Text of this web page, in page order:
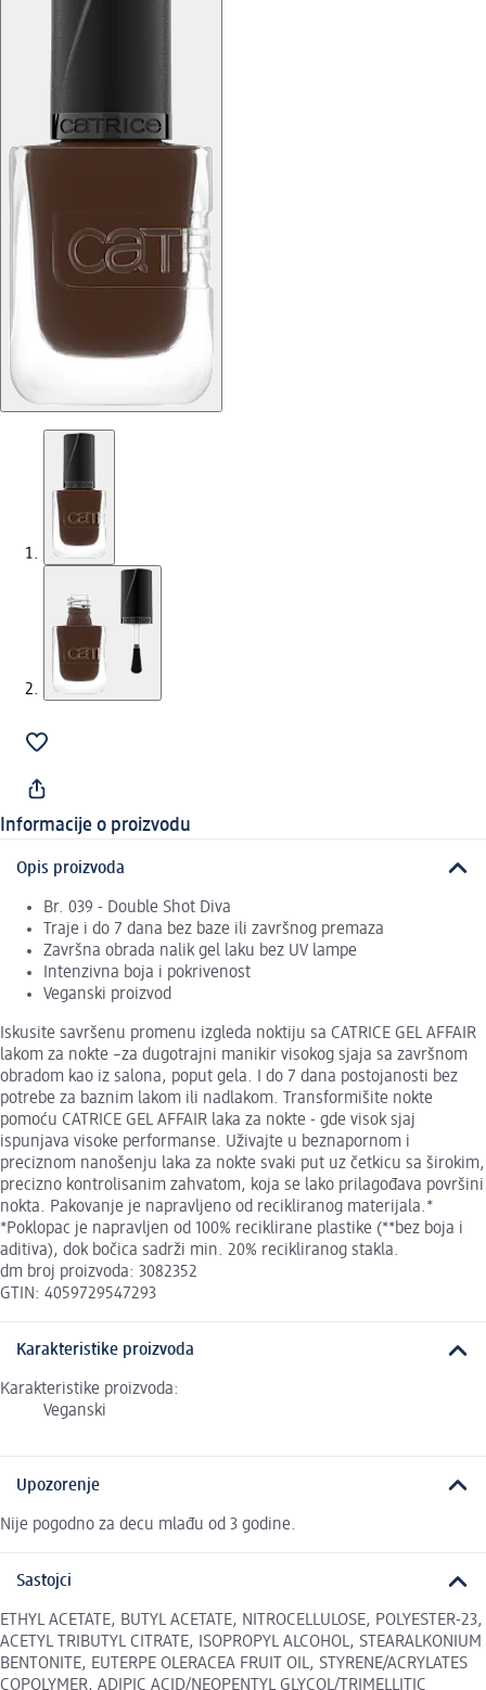
Informacije o proizvodu
Opis proizvoda
Br. 039 - Double Shot Diva
Traje i do 7 dana bez baze ili završnog premaza
Završna obrada nalik gel laku bez UV lampe
Intenzivna boja i pokrivenost
Veganski proizvod
Iskusite savršenu promenu izgleda noktiju sa CATRICE GEL AFFAIR
lakom za nokte –za dugotrajni manikir visokog sjaja sa završnom
obradom kao iz salona, poput gela. I do 7 dana postojanosti bez
potrebe za baznim lakom ili nadlakom. Transformišite nokte
pomoću CATRICE GEL AFFAIR laka za nokte - gde visok sjaj
ispunjava visoke performanse. Uživajte u beznapornom i
preciznom nanošenju laka za nokte svaki put uz četkicu sa širokim,
precizno kontrolisanim zahvatom, koja se lako prilagođava površini
nokta. Pakovanje je napravljeno od recikliranog materijala.*
*Poklopac je napravljen od 100% reciklirane plastike (**bez boja i
aditiva), dok bočica sadrži min. 20% recikliranog stakla.
dm broj proizvoda: 3082352
GTIN: 4059729547293
Karakteristike proizvoda
Karakteristike proizvoda:
Veganski
Upozorenje
Nije pogodno za decu mlađu od 3 godine.
Sastojci
ETHYL ACETATE, BUTYL ACETATE, NITROCELLULOSE, POLYESTER-23,
ACETYL TRIBUTYL CITRATE, ISOPROPYL ALCOHOL, STEARALKONIUM
BENTONITE, EUTERPE OLERACEA FRUIT OIL, STYRENE/ACRYLATES
COPOLYMER, ADIPIC ACID/NEOPENTYL GLYCOL/TRIMELLITIC